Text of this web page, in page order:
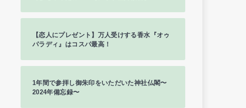
【恋人にプレゼント】万人受けする香水『オゥ
パラディ』はコスパ最高！
1年間で参拝し御朱印をいただいた神社仏閣〜
2024年備忘録〜